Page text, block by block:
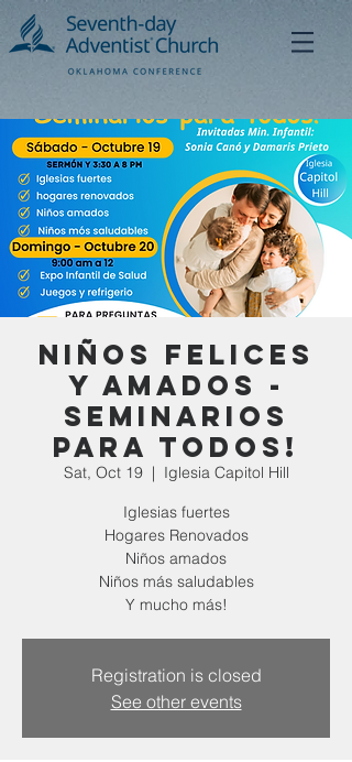
Niños Felices
Y Amados -
Seminarios
Para Todos!
Sat, Oct 19
  |
Iglesia Capitol Hill
Iglesias fuertes
Hogares Renovados
Niños amados
Niños más saludables
Y mucho más!
Registration is closed
See other events